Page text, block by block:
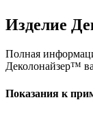
Изделие
Полная
Деколонайзер™
Показания к